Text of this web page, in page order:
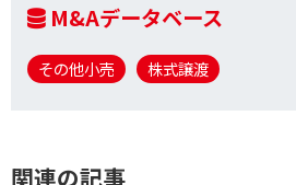
M&Aデータベース
その他小売 株式譲渡
関連の記事